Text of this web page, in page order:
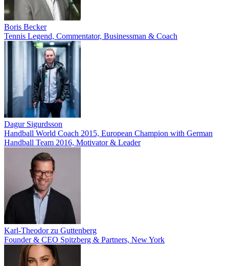
Boris Becker
Tennis Legend, Commentator, Businessman & Coach
Dagur Sigurdsson
Handball World Coach 2015, European Champion with German
Handball Team 2016, Motivator & Leader
Karl-Theodor zu Guttenberg
Founder & CEO Spitzberg & Partners, New York